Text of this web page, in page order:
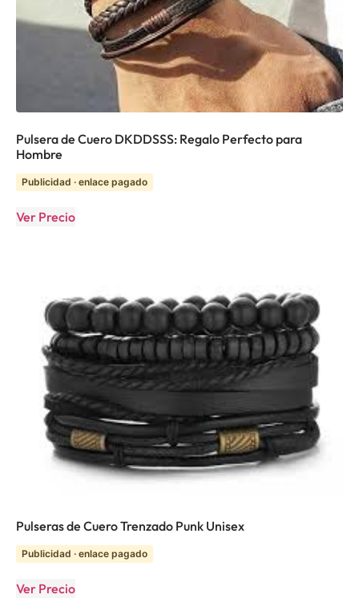
Pulsera de Cuero DKDDSSS: Regalo Perfecto para
Hombre
Publicidad · enlace pagado
Ver Precio
Pulseras de Cuero Trenzado Punk Unisex
Publicidad · enlace pagado
Ver Precio